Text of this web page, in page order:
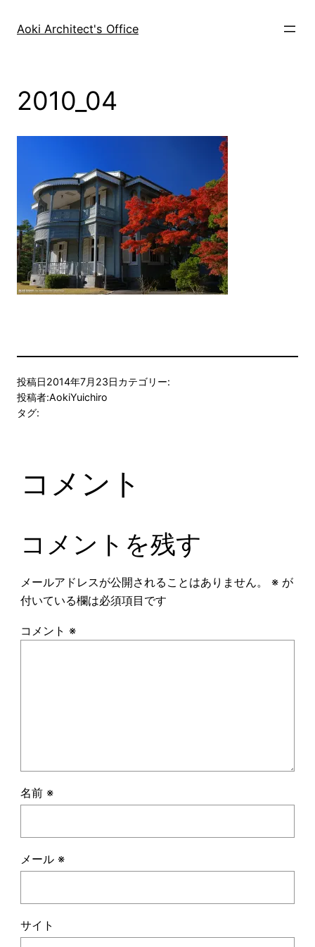
Aoki Architect's Office
2010_04
投稿日2014年7月23日カテゴリー:
投稿者:AokiYuichiro
タグ:
コメント
コメントを残す
メールアドレスが公開されることはありません。 ※が
付いている欄は必須項目です
コメント ※
名前 ※
メール ※
サイト